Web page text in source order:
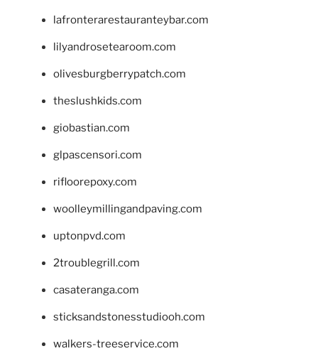
lafronterarestauranteybar.com
lilyandrosetearoom.com
olivesburgberrypatch.com
theslushkids.com
giobastian.com
glpascensori.com
rifloorepoxy.com
woolleymillingandpaving.com
uptonpvd.com
2troublegrill.com
casateranga.com
sticksandstonesstudiooh.com
walkers-treeservice.com